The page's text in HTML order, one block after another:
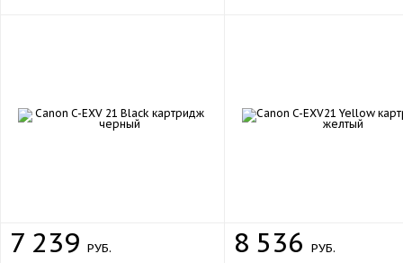
7 239 РУБ. 8 536 РУБ.